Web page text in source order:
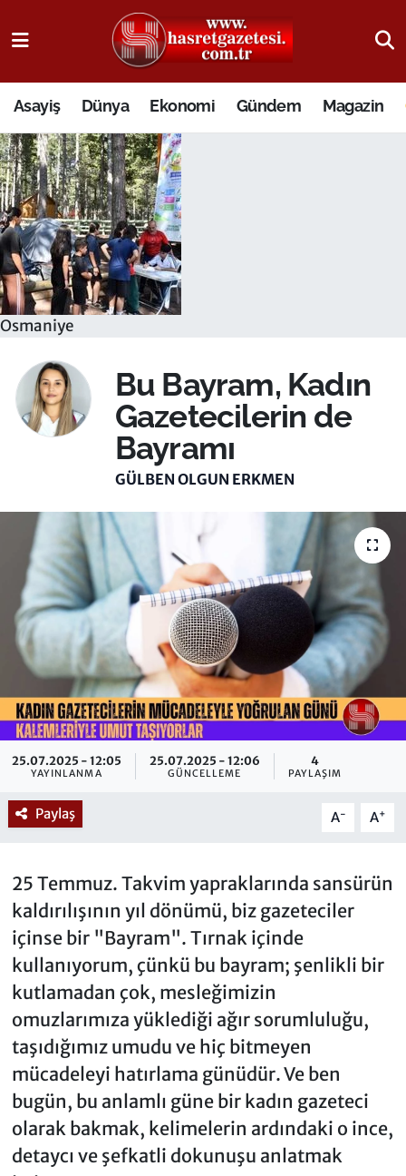
Asayiş Dünya Ekonomi Gündem Magazin
Osmaniye
Bu Bayram, Kadın
Gazetecilerin de
Bayramı
GÜLBEN OLGUN ERKMEN
25.07.2025 - 12:05
YAYINLANMA
25.07.2025 - 12:06
GÜNCELLEME
4
PAYLAŞIM
Paylaş A- A+
25 Temmuz. Takvim yapraklarında sansürün
kaldırılışının yıl dönümü, biz gazeteciler
içinse bir "Bayram". Tırnak içinde
kullanıyorum, çünkü bu bayram; şenlikli bir
kutlamadan çok, mesleğimizin
omuzlarımıza yüklediği ağır sorumluluğu,
taşıdığımız umudu ve hiç bitmeyen
mücadeleyi hatırlama günüdür. Ve ben
bugün, bu anlamlı güne bir kadın gazeteci
olarak bakmak, kelimelerin ardındaki o ince,
detaycı ve şefkatli dokunuşu anlatmak
Osmaniye Nöbetçi Eczaneler
Osmaniye Hava Durumu
Osmaniye Trafik Yoğunluk Haritası
Süper Lig Puan Durumu ve Fikstür
Tüm Manşetler
Son Dakika Haberleri